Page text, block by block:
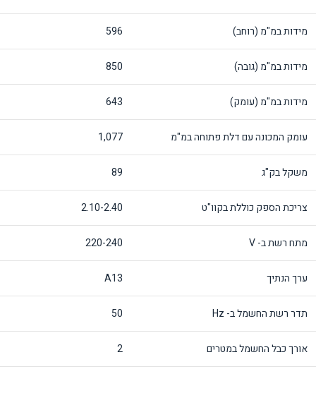
מידות במ"מ (רוחב) 596
מידות במ"מ (גובה) 850
מידות במ"מ (עומק) 643
עומק המכונה עם דלת פתוחה במ"מ 1,077
משקל בק"ג 89
צריכת הספק כוללת בקוו"ט 2.10-2.40
מתח רשת ב- V 220-240
ערך הנתיך A13
תדר רשת החשמל ב- Hz 50
אורך כבל החשמל במטרים 2